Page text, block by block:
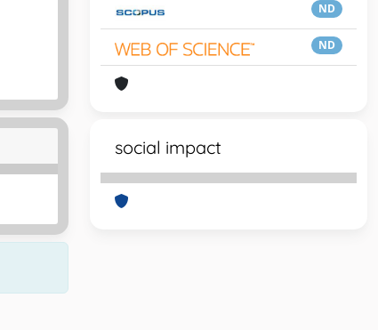
ND
ND
social impact